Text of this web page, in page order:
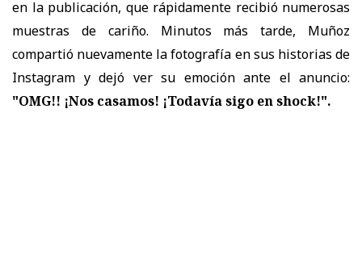
en la publicación, que rápidamente recibió numerosas
muestras de cariño. Minutos más tarde, Muñoz
compartió nuevamente la fotografía en sus historias de
Instagram y dejó ver su emoción ante el anuncio:
"OMG!! ¡Nos casamos! ¡Todavía sigo en shock!".